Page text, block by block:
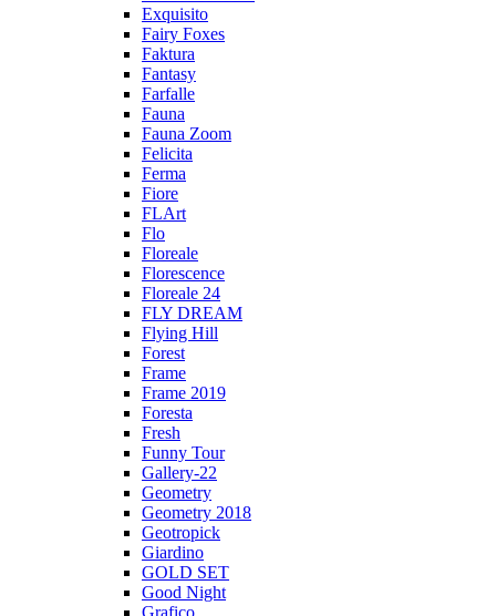
Exquisito
Fairy Foxes
Faktura
Fantasy
Farfalle
Fauna
Fauna Zoom
Felicita
Ferma
Fiore
FLArt
Flo
Floreale
Florescence
Floreale 24
FLY DREAM
Flying Hill
Forest
Frame
Frame 2019
Foresta
Fresh
Funny Tour
Gallery-22
Geometry
Geometry 2018
Geotropick
Giardino
GOLD SET
Good Night
Grafico